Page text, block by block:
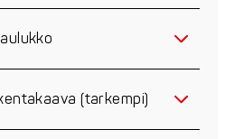
(tarkempi)